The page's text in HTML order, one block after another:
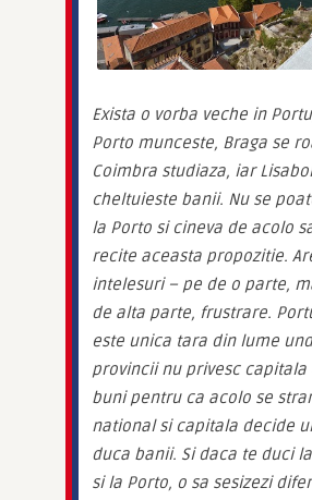
Exista o vorba veche in
Porto munceste, Braga se
Coimbra studiaza, iar
cheltuieste banii. Nu se
la Porto si cineva de acolo
recite aceasta propozitie.
intelesuri – pe de o parte,
de alta parte, frustrare.
este unica tara din lume
provincii nu privesc capitala
buni pentru ca acolo se
national si capitala decide
duca banii. Si daca te duci
si la Porto, o sa sesizezi